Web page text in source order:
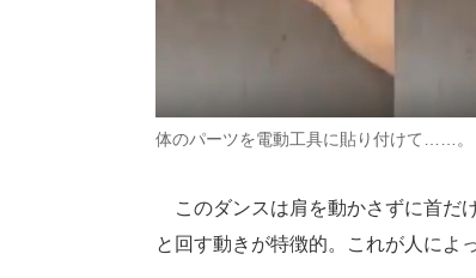
体のパーツを電動工具に貼り付けて……。
このダンスは肩を動かさずに首だ
と回す動きが特徴的。これが人によ